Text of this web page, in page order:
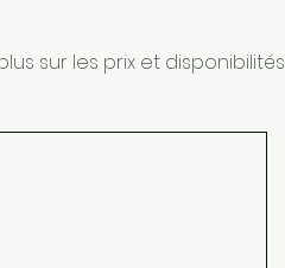
sur les prix et disponibilités